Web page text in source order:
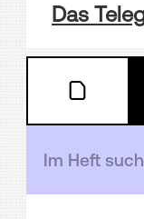
Das